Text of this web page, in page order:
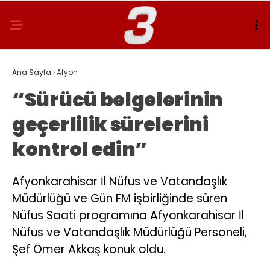
Ana Sayfa ›Afyon
“Sürücü belgelerinin
geçerlilik sürelerini
kontrol edin”
Afyonkarahisar İl Nüfus ve Vatandaşlık
Müdürlüğü ve Gün FM işbirliğinde süren
Nüfus Saati programına Afyonkarahisar İl
Nüfus ve Vatandaşlık Müdürlüğü Personeli,
Şef Ömer Akkaş konuk oldu.